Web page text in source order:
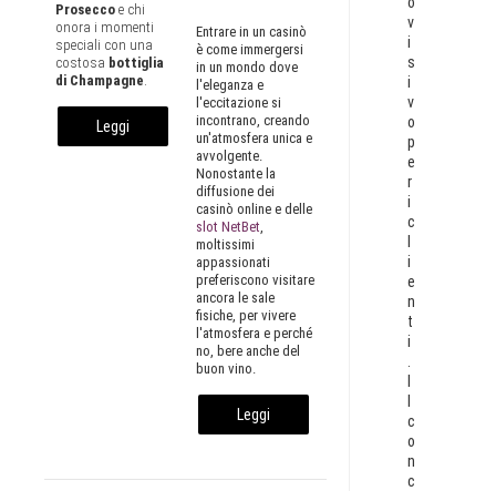
Prosecco e chi
onora i momenti
speciali con una
costosa bottiglia
di Champagne
Leggi
Entrare in un casinò
è come immergersi
in un mondo dove
l'eleganza e
l'eccitazione si
incontrano, creando
un'atmosfera unica e
avvolgente.
Nonostante la
diffusione dei
casinò online e delle
slot NetBet
moltissimi
appassionati
preferiscono visitare
ancora le sale
fisiche, per vivere
l'atmosfera e perché
no, bere anche del
buon vino.
Leggi
v
i
s
i
v
o
p
e
r
i
c
i
e
n
t
i
c
o
n
c